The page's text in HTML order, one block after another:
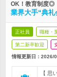
OK！教育制度◎
業界大手“典
正社員 職種・
第二新卒歓迎
情報更新日：2026/
【 思